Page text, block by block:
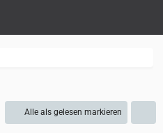
Alle als gelesen markieren